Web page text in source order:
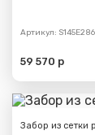
Артикул:
59 570 р
Забор из сетки